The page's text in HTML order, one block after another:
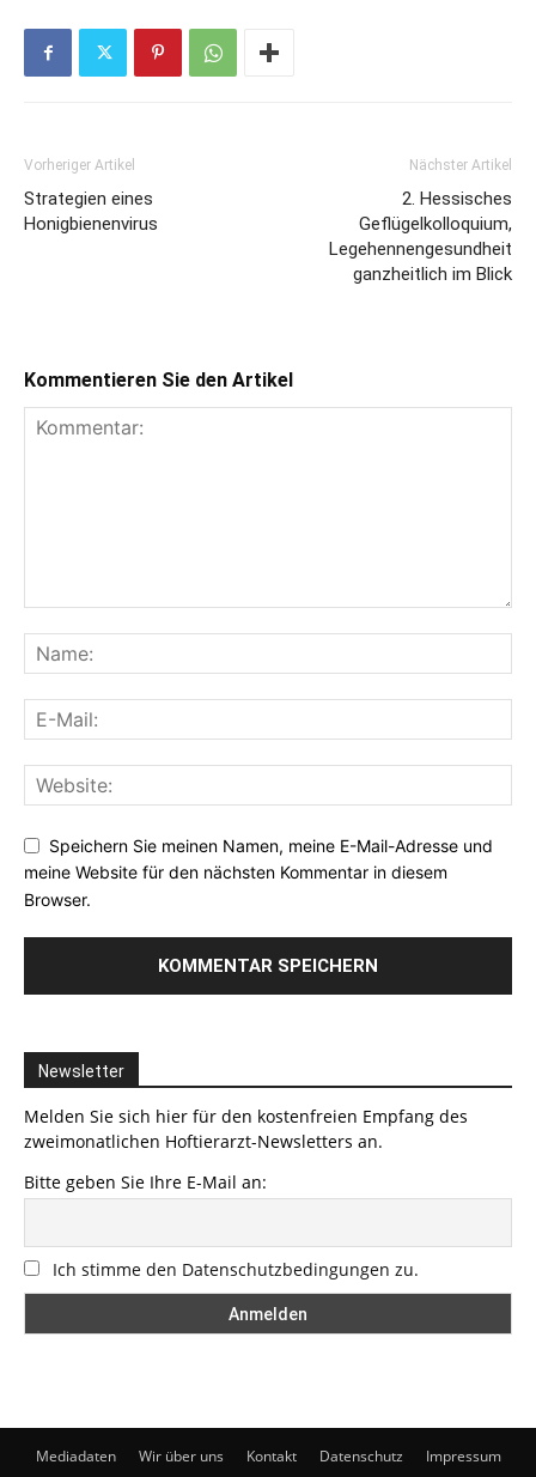
Vorheriger Artikel
Strategien eines
Honigbienenvirus
Nächster Artikel
2. Hessisches
Geflügelkolloquium,
Legehennengesundheit
ganzheitlich im Blick
Kommentieren Sie den Artikel
Speichern Sie meinen Namen, meine E-Mail-Adresse und
meine Website für den nächsten Kommentar in diesem
Browser.
Newsletter
Melden Sie sich hier für den kostenfreien Empfang des
zweimonatlichen Hoftierarzt-Newsletters an.
Bitte geben Sie Ihre E-Mail an:
Ich stimme den Datenschutzbedingungen zu.
Mediadaten Wir über uns Kontakt Datenschutz Impressum